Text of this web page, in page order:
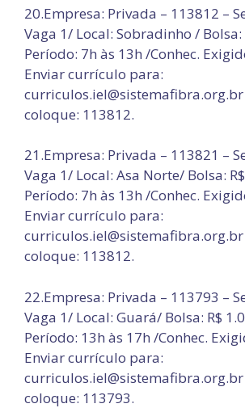
20.Empresa: Privada – 113812 –
Vaga 1/ Local: Sobradinho / Bolsa:
Período: 7h às 13h /Conhec.
Enviar currículo para:
curriculos.iel@sistemafibra.org.br
coloque: 113812.
21.Empresa: Privada – 113821 –
Vaga 1/ Local: Asa Norte/ Bolsa:
Período: 7h às 13h /Conhec.
Enviar currículo para:
curriculos.iel@sistemafibra.org.br
coloque: 113812.
22.Empresa: Privada – 113793 –
Vaga 1/ Local: Guará/ Bolsa: R$
Período: 13h às 17h /Conhec.
Enviar currículo para:
curriculos.iel@sistemafibra.org.br
coloque: 113793.